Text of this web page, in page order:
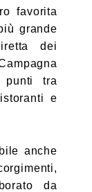
favorita
grande
dei
punti tra
e
anche
da